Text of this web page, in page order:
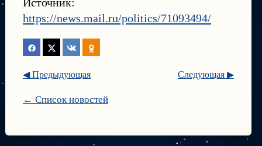
https://news.mail.ru/politics/71093494/
Следующая ▶
◀ Предыдующая
← Список новостей